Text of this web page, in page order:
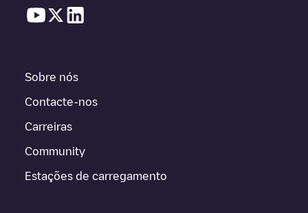
Sobre nós
Contacte-nos
Carreiras
Community
Estações de carregamento